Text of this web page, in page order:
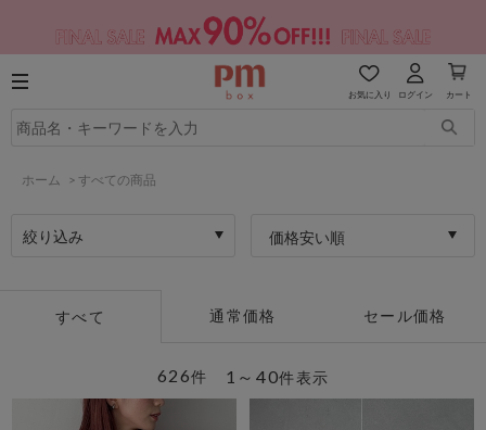
お気に入り ログイン カート
ホーム > すべての商品
絞り込み 価格安い順
すべて 通常価格 セール価格
1～40件表示
626件